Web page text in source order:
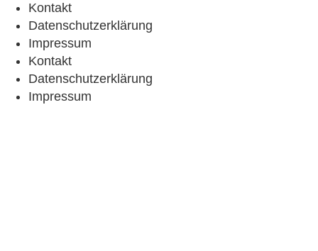
Kontakt
Datenschutzerklärung
Impressum
Kontakt
Datenschutzerklärung
Impressum